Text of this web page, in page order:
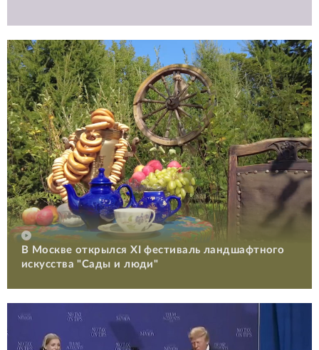
В Москве открылся XI фестиваль ландшафтного
искусства "Сады и люди"